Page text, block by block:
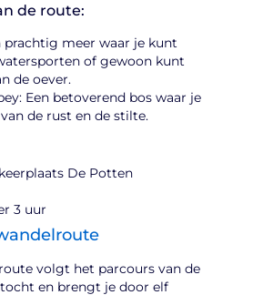
de route:
prachtig meer waar je kunt
of gewoon kunt
de oever.
Een betoverend bos waar je
de rust en de stilte.
De Potten
3 uur
volgt het parcours van de
en brengt je door elf